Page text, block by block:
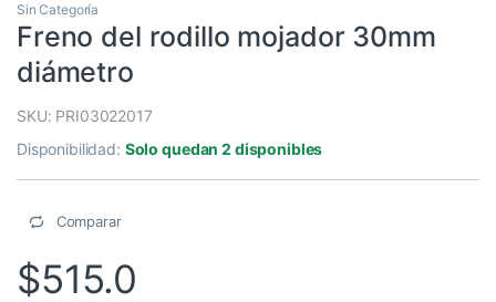
Sin Categoría
Freno del rodillo mojador 30mm
diámetro
SKU: PRI03022017
Disponibilidad: Solo quedan 2 disponibles
Comparar
$515.0